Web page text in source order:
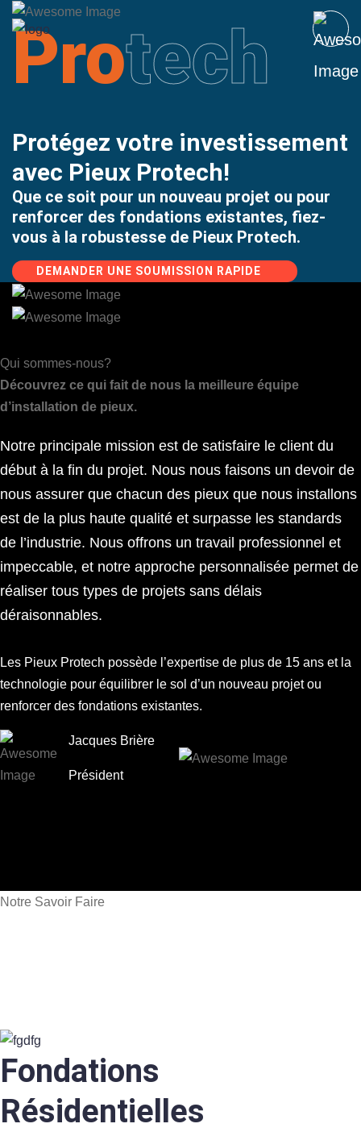
Protech
Protégez votre investissement
avec Pieux Protech!
Que ce soit pour un nouveau projet ou pour
renforcer des fondations existantes, fiez-
vous à la robustesse de Pieux Protech.
DEMANDER UNE SOUMISSION RAPIDE
Qui sommes-nous?
Découvrez ce qui fait de nous la meilleure équipe
d’installation de pieux.
Notre principale mission est de satisfaire le client du
début à la fin du projet. Nous nous faisons un devoir de
nous assurer que chacun des pieux que nous installons
est de la plus haute qualité et surpasse les standards
de l’industrie. Nous offrons un travail professionnel et
impeccable, et notre approche personnalisée permet de
réaliser tous types de projets sans délais
déraisonnables.
Les Pieux Protech possède l’expertise de plus de 15 ans et la
technologie pour équilibrer le sol d’un nouveau projet ou
renforcer des fondations existantes.
Jacques Brière
Président
Notre Savoir Faire
Fondations
Résidentielles